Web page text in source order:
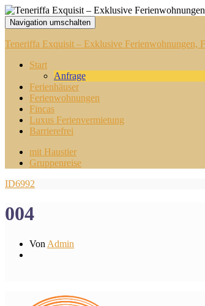
Navigation umschalten
Teneriffa Exquisit – Exklusive Ferienwohnungen,
Start
Anfrage
Ferienhäuser
Ferienwohnungen
Fincas
Luxus Ferienvermietung
Barrierefrei
mit Haustier
Gruppenreise
ID6992
004
Von Admin